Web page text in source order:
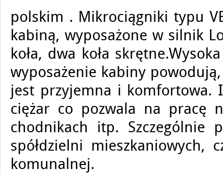
polskim . Mikrociągniki typu
kabiną, wyposażone w silnik
koła, dwa koła
wyposażenie kabiny
jest przyjemna i komfortowa.
ciężar co pozwala na pracę
chodnikach itp. Szczególnie
spółdzielni mieszkaniowych,
komunalnej.